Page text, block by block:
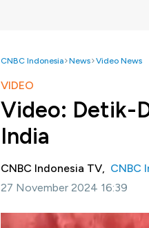
CNBC Indonesia News Video News
VIDEO
Video: Detik-
India
CNBC Indonesia TV, CNBC
27 November 2024 16:39
Jakarta, CNBC Indonesia -